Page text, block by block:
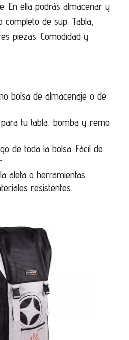
En ella podrás almacenar y
de sup. Tabla,
piezas. Comodidad y
bolsa de almacenaje o de
tu tabla, bomba y remo
de toda la bolsa. Fácil de
aleta o herramientas.
resistentes.